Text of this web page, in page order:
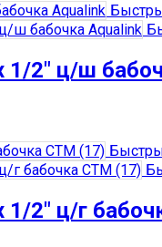
1/2″ ц/ш
1/2″ ц/г